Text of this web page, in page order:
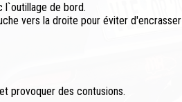
de bord.
vers la droite pour éviter d'encrasser
provoquer des contusions.